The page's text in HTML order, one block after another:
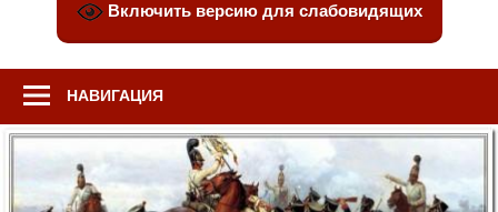
Включить версию для слабовидящих
НАВИГАЦИЯ